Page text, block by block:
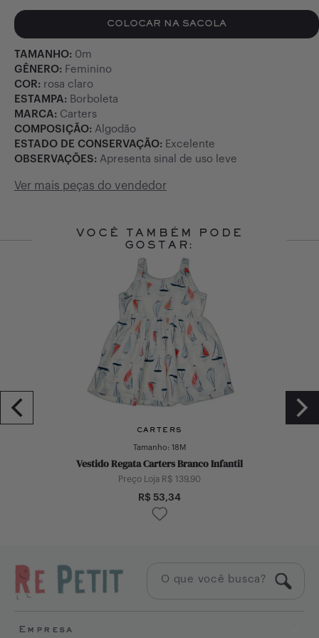
COLOCAR NA SACOLA
TAMANHO: 0m
GÊNERO: Feminino
COR: rosa claro
ESTAMPA: Borboleta
MARCA: Carters
COMPOSIÇÃO: Algodão
ESTADO DE CONSERVAÇÃO: Excelente
OBSERVAÇÕES: Apresenta sinal de uso leve
Ver mais peças do vendedor
VOCÊ TAMBÉM PODE
GOSTAR:
CARTERS
Tamanho: 18M
Vestido Regata Carters Branco Infantil
Preço Loja R$ 139,90
R$ 53,34
Empresa